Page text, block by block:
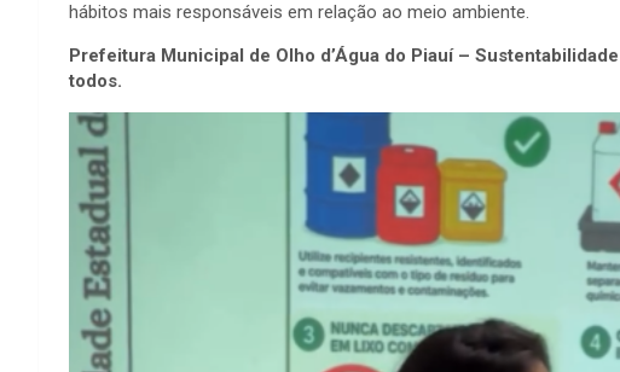
hábitos mais responsáveis em relação ao meio ambiente.
Prefeitura Municipal de Olho d’Água do Piauí –
todos.